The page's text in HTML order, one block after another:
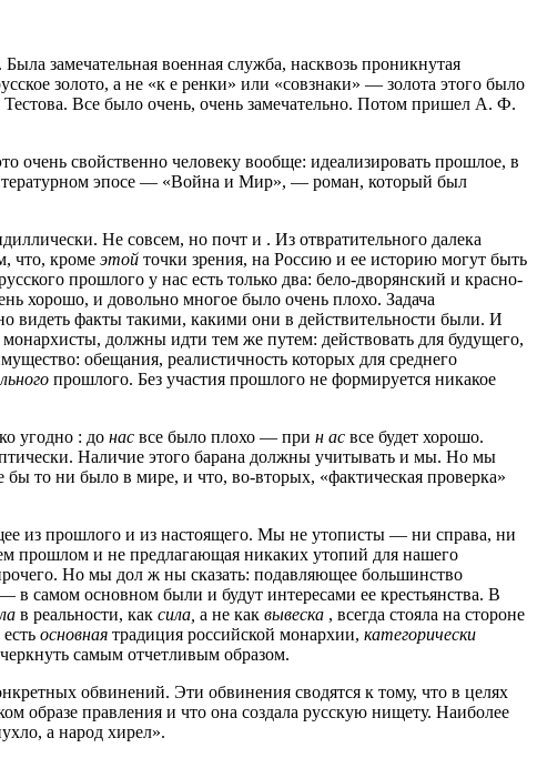
замечательная военная служба, насквозь проникнутая
золото, а не «к е ренки» или «совзнаки» — золота этого было
Все было очень, очень замечательно. Потом пришел А. Ф.
очень свойственно человеку вообще: идеализировать прошлое, в
эпосе — «Война и Мир», — роман, который был
Не совсем, но почт и . Из отвратительного далека
что, кроме этой точки зрения, на Россию и ее историю могут быть
прошлого у нас есть только два: бело-дворянский и красно-
хорошо, и довольно многое было очень плохо. Задача
видеть факты такими, какими они в действительности были. И
должны идти тем же путем: действовать для будущего,
обещания, реалистичность которых для среднего
прошлого. Без участия прошлого не формируется никакое
угодно : до нас все было плохо — при н ас все будет хорошо.
Наличие этого барана должны учитывать и мы. Но мы
бы то ни было в мире, и что, во-вторых, «фактическая проверка»
из прошлого и из настоящего. Мы не утописты — ни справа, ни
прошлом и не предлагающая никаких утопий для нашего
Но мы дол ж ны сказать: подавляющее большинство
в самом основном были и будут интересами ее крестьянства. В
в реальности, как сила, а не как вывеска , всегда стояла на стороне
основная традиция российской монархии, категорически
самым отчетливым образом.
обвинений. Эти обвинения сводятся к тому, что в целях
образе правления и что она создала русскую нищету. Наиболее
а народ хирел».